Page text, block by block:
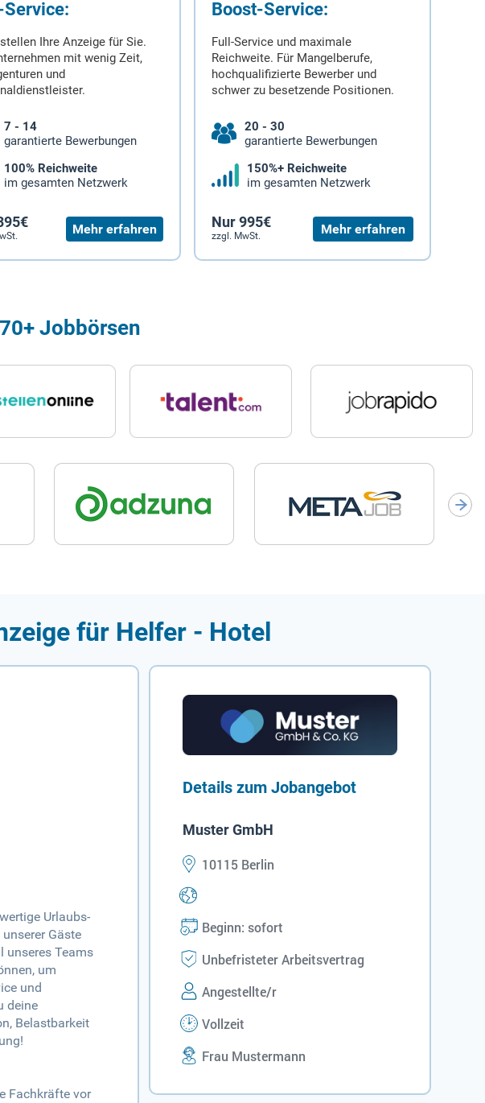
Ihre Anzeige für Sie.
mit wenig Zeit,
und
7 - 14
garantierte Bewerbungen
100% Reichweite
im gesamten Netzwerk
Mehr erfahren
Boost-Service:
Full-Service und maximale
Reichweite. Für Mangelberufe,
hochqualifizierte Bewerber und
schwer zu besetzende Positionen.
20 - 30
garantierte Bewerbungen
150%+ Reichweite
im gesamten Netzwerk
Nur 995€
zzgl. MwSt. Mehr erfahren
Jobbörsen
für Helfer - Hotel
Urlaubs-
Gäste
unseres Teams
um
und
deine
Belastbarkeit
Fachkräfte vor
Details zum Jobangebot
Muster GmbH
10115 Berlin
Beginn: sofort
Unbefristeter Arbeitsvertrag
Angestellte/r
Vollzeit
Frau Mustermann